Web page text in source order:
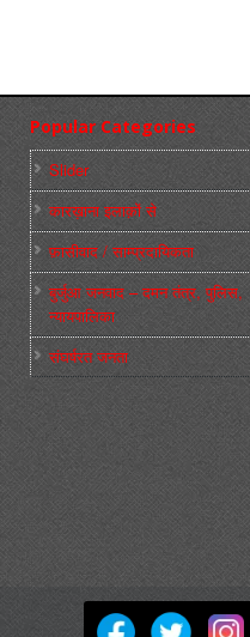
Popular Categories
Slider
कारख़ाना इलाक़ों से
फ़ासीवाद / साम्‍प्रदायिकता
बुर्जुआ जनवाद – दमन तंत्र, पुलिस,
न्‍यायपालिका
संघर्षरत जनता
मज़दूर बिगुल